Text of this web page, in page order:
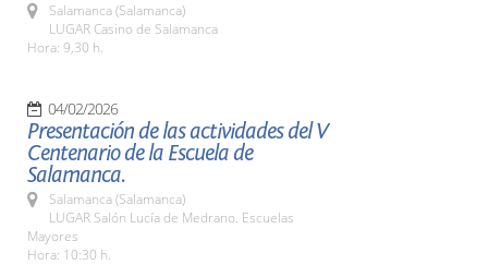
Salamanca (Salamanca)
LUGAR Casino de Salamanca
Hora: 9,30 h.
04/02/2026
Presentación de las actividades del V
Centenario de la Escuela de
Salamanca.
Salamanca (Salamanca)
LUGAR Salón Lucía de Medrano. Escuelas
Mayores
Hora: 10:30 h.